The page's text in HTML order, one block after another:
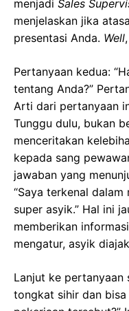
menjadi Sales
menjelaskan jika
presentasi Anda. Well
Pertanyaan kedua:
tentang Anda?”
Arti dari pertanyaan
Tunggu dulu, bukan
menceritakan
kepada sang
jawaban yang
“Saya terkenal
super asyik.” Hal ini
memberikan
mengatur, asyik
Lanjut ke pertanyaan
tongkat sihir dan